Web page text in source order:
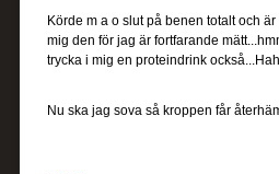
Körde m a o slut på benen totalt och
mig den för jag är fortfarande
trycka i mig en proteindrink
Nu ska jag sova så kroppen får